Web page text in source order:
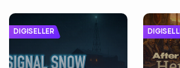
DIGISELLER